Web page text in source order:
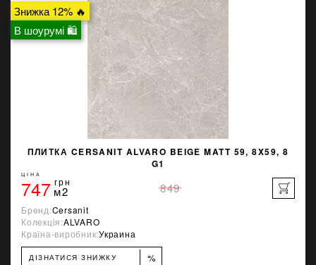
Знижка 12% 🔥
В шоурумі 🛍
ПЛИТКА CERSANIT ALVARO BEIGE MATT 59, 8X59, 8
G1
ЦІНА
747 грн
м2 849
Бренд:Cersanit
Колекція:ALVARO
Країна-виробник:Украина
ДІЗНАТИСЯ ЗНИЖКУ %